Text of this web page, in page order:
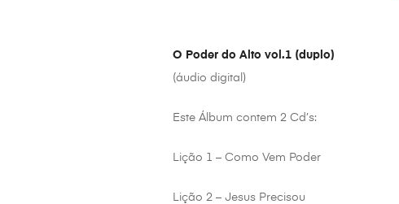
O Poder do Alto vol.1 (duplo)
(áudio digital)
Este Álbum contem 2 Cd’s:
Lição 1 – Como Vem Poder
Lição 2 – Jesus Precisou